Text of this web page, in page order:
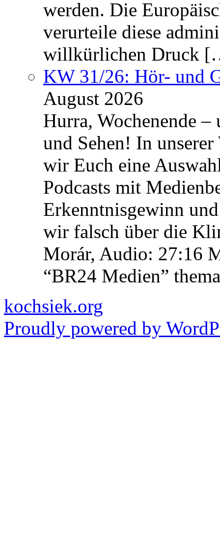
werden. Die
verurteile diese
willkürlichen Druck
KW 31/26: Hör- und
August 2026
Hurra, Wochenende
und Sehen! In unserer
wir Euch eine
Podcasts mit
Erkenntnisgewinn
wir falsch über die
Morár, Audio: 27:16
“BR24 Medien”
kochsiek.org
Proudly powered by